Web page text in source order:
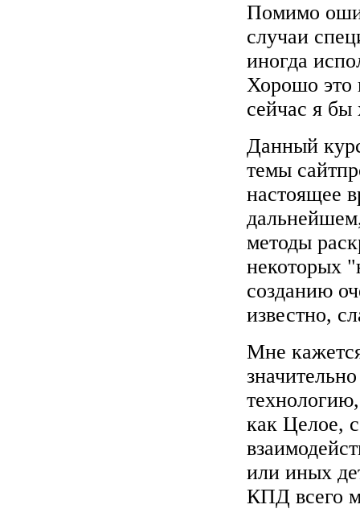
Помимо
случаи
иногда
Хорошо это
сейчас я бы
Данный
темы
настоящее
методы
некоторых
созданию
известно,
Мне
как Целое,
или иных
КПД всего